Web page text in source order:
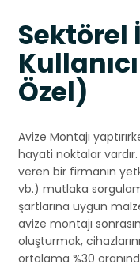
Sektörel
Özel)
Avize Montajı
hayati noktalar
veren bir firmanın
vb.) mutlaka
şartlarına uygun
avize montajı
oluşturmak,
ortalama %30